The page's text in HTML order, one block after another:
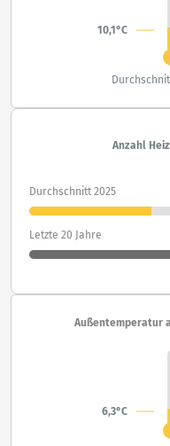
10,1°C
Anzahl
Durchschnitt 2025
Letzte 20 Jahre
Außentemperatur
6,3°C